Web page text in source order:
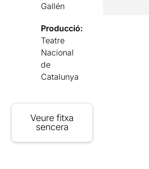
Gallén
Producció:
Teatre
Nacional
de
Catalunya
Veure fitxa
sencera